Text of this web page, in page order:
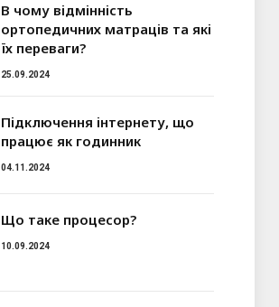
В чому відмінність
ортопедичних матраців та які
їх переваги?
25.09.2024
Підключення інтернету, що
працює як годинник
04.11.2024
Що таке процесор?
10.09.2024